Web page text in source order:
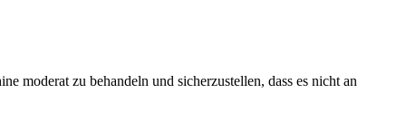
moderat zu behandeln und sicherzustellen, dass es nicht an